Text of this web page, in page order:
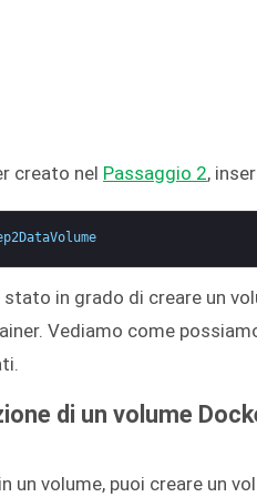
creato nel Passaggio 2,
in grado di creare un
Vediamo come
di un volume
un volume, puoi creare un